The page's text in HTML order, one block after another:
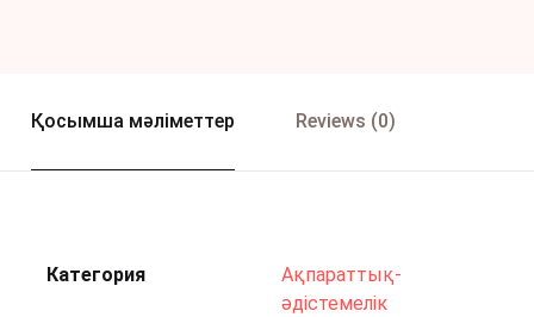
Қосымша мәліметтер Reviews (0)
Категория
Ақпараттық-
әдістемелік